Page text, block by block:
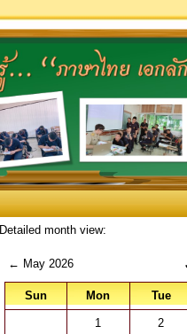
Detailed month view:
← May 2026
Sun Mon Tue
1 2